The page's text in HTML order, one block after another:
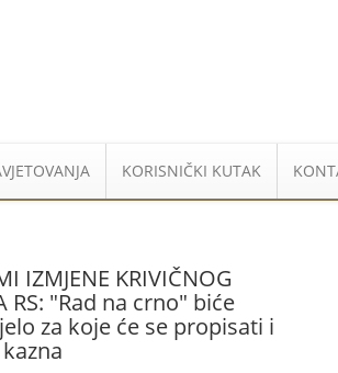
KORISNIČKI KUTAK
IZMJENE KRIVIČNOG
RS: "Rad na crno" biće
za koje će se propisati i